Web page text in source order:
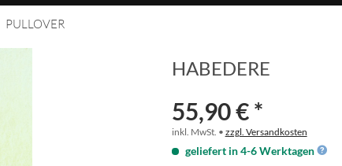
PULLOVER
HABEDERE
55,90 € *
inkl. MwSt. • zzgl. Versandkosten
geliefert in 4-6 Werktagen